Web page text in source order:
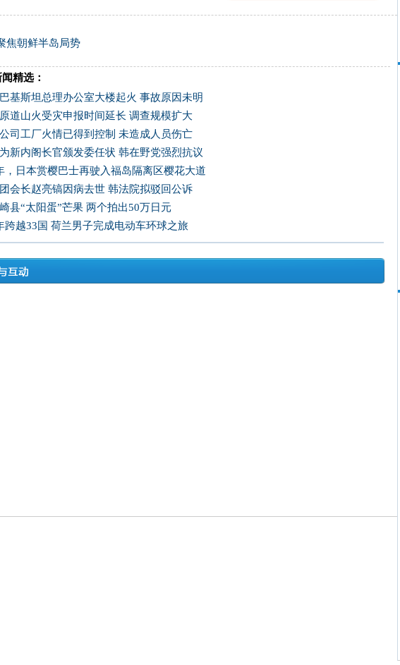
焦朝鲜半岛局势
精选：
基斯坦总理办公室大楼起火 事故原因未明
道山火受灾申报时间延长 调查规模扩大
司工厂火情已得到控制 未造成人员伤亡
新内阁长官颁发委任状 韩在野党强烈抗议
，日本赏樱巴士再驶入福岛隔离区樱花大道
会长赵亮镐因病去世 韩法院拟驳回公诉
县“太阳蛋”芒果 两个拍出50万日元
跨越33国 荷兰男子完成电动车环球之旅